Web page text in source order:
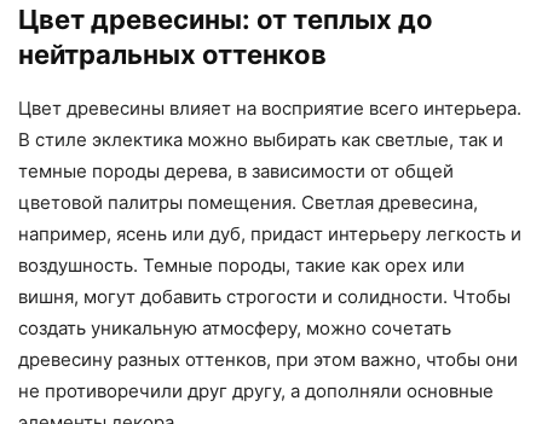
Цвет древесины: от теплых до
нейтральных оттенков
Цвет древесины влияет на восприятие всего интерьера.
В стиле эклектика можно выбирать как светлые, так и
темные породы дерева, в зависимости от общей
цветовой палитры помещения. Светлая древесина,
например, ясень или дуб, придаст интерьеру легкость и
воздушность. Темные породы, такие как орех или
вишня, могут добавить строгости и солидности. Чтобы
создать уникальную атмосферу, можно сочетать
древесину разных оттенков, при этом важно, чтобы они
не противоречили друг другу, а дополняли основные